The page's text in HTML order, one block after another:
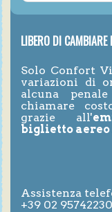
LIBERO DI CAMBIARE
Solo Confort
variazioni di
alcuna
chiamare
grazie all'
biglietto aereo
Assistenza
+39 02 95742230